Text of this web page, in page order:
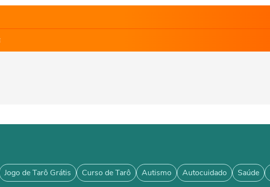
Jogo de Tarô Grátis Curso de Tarô Autismo Autocuidado Saúde